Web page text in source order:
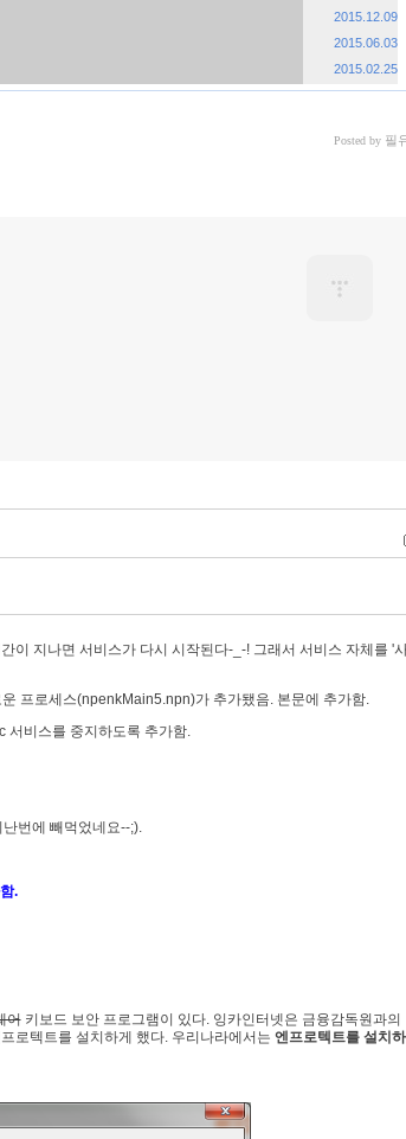
2015.12.09
2015.06.03
2015.02.25
Posted by필
이 지나면 서비스가 다시 시작된다-_-! 그래서 서비스 자체를 '
프로세스(npenkMain5.npn)가 추가됐음. 본문에 추가함.
서비스를 중지하도록 추가함.
번에 빼먹었네요--;).
.
어키보드 보안 프로그램이 있다. 잉카인터넷은 금융감독원과의
로텍트를 설치하게 했다. 우리나라에서는 엔프로텍트를 설치하